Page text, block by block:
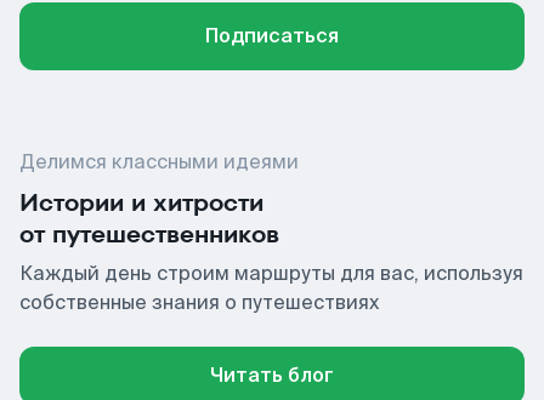
Подписаться
Делимся классными идеями
Истории и хитрости
от путешественников
Каждый день строим маршруты для вас, используя
собственные знания о путешествиях
Читать блог